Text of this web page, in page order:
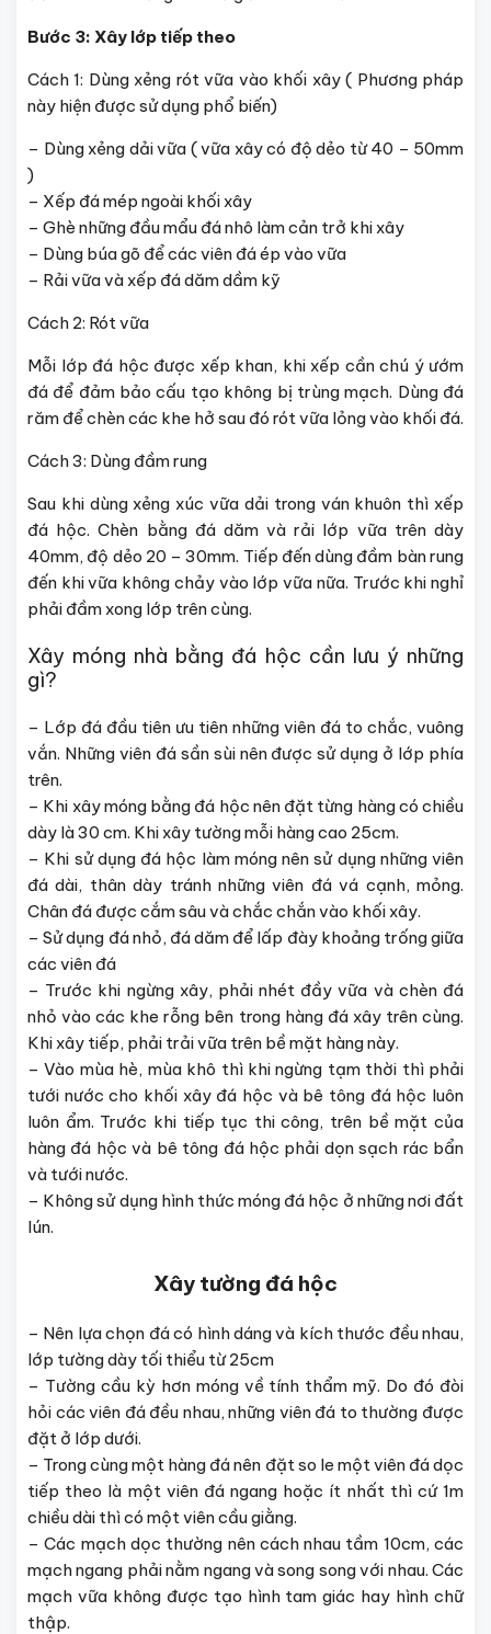
Bước 3: Xây lớp tiếp theo
Cách 1: Dùng xẻng rót vữa vào khối xây ( Phương pháp
này hiện được sử dụng phổ biến)
– Dùng xẻng dải vữa ( vữa xây có độ dẻo từ 40 – 50mm
)
– Xếp đá mép ngoài khối xây
– Ghè những đầu mẩu đá nhô làm cản trở khi xây
– Dùng búa gõ để các viên đá ép vào vữa
– Rải vữa và xếp đá dăm dầm kỹ
Cách 2: Rót vữa
Mỗi lớp đá hộc được xếp khan, khi xếp cần chú ý ướm
đá để đảm bảo cấu tạo không bị trùng mạch. Dùng đá
răm để chèn các khe hở sau đó rót vữa lỏng vào khối đá.
Cách 3: Dùng đầm rung
Sau khi dùng xẻng xúc vữa dải trong ván khuôn thì xếp
đá hộc. Chèn bằng đá dăm và rải lớp vữa trên dày
40mm, độ dẻo 20 – 30mm. Tiếp đến dùng đầm bàn rung
đến khi vữa không chảy vào lớp vữa nữa. Trước khi nghỉ
phải đầm xong lớp trên cùng.
Xây móng nhà bằng đá hộc cần lưu ý những
gì?
– Lớp đá đầu tiên ưu tiên những viên đá to chắc, vuông
vắn. Những viên đá sần sùi nên được sử dụng ở lớp phía
trên.
– Khi xây móng bằng đá hộc nên đặt từng hàng có chiều
dày là 30 cm. Khi xây tường mỗi hàng cao 25cm.
– Khi sử dụng đá hộc làm móng nên sử dụng những viên
đá dài, thân dày tránh những viên đá vá cạnh, mỏng.
Chân đá được cắm sâu và chắc chắn vào khối xây.
– Sử dụng đá nhỏ, đá dăm để lấp đày khoảng trống giữa
các viên đá
– Trước khi ngừng xây, phải nhét đầy vữa và chèn đá
nhỏ vào các khe rỗng bên trong hàng đá xây trên cùng.
Khi xây tiếp, phải trải vữa trên bề mặt hàng này.
– Vào mùa hè, mùa khô thì khi ngừng tạm thời thì phải
tưới nước cho khối xây đá hộc và bê tông đá hộc luôn
luôn ẩm. Trước khi tiếp tục thi công, trên bề mặt của
hàng đá hộc và bê tông đá hộc phải dọn sạch rác bẩn
và tưới nước.
– Không sử dụng hình thức móng đá hộc ở những nơi đất
lún.
Xây tường đá hộc
– Nên lựa chọn đá có hình dáng và kích thước đều nhau,
lớp tường dày tối thiểu từ 25cm
– Tường cầu kỳ hơn móng về tính thẩm mỹ. Do đó đòi
hỏi các viên đá đều nhau, những viên đá to thường được
đặt ở lớp dưới.
– Trong cùng một hàng đá nên đặt so le một viên đá dọc
tiếp theo là một viên đá ngang hoặc ít nhất thì cứ 1m
chiều dài thì có một viên cầu giằng.
– Các mạch dọc thường nên cách nhau tầm 10cm, các
mạch ngang phải nằm ngang và song song với nhau. Các
mạch vữa không được tạo hình tam giác hay hình chữ
thập.